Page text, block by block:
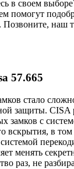
в своем
помогут
наш
57.665
стало
защиты. CISA
замков с
вскрытия, в
менять
раз, не